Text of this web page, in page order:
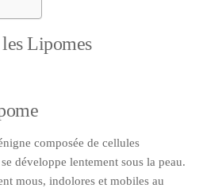
Lipomes
composée de cellules
développe lentement sous la peau.
mous, indolores et mobiles au